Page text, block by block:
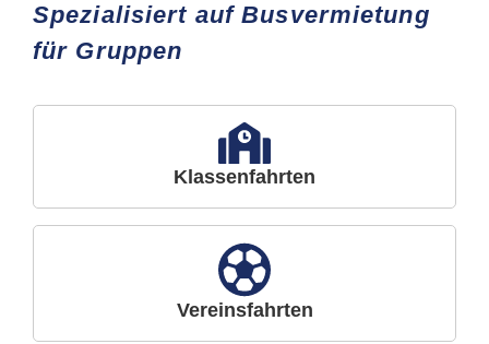
Spezialisiert auf Busvermietung
für Gruppen
Klassenfahrten
Vereinsfahrten